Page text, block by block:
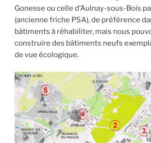
Gonesse ou celle d’Aulnay-sous-Bois
(ancienne friche PSA), de préférence
bâtiments à réhabiliter, mais nous
construire des bâtiments neufs
de vue écologique.